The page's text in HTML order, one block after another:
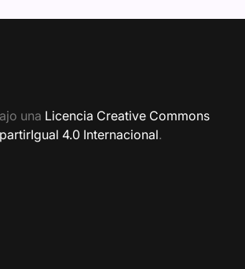
una Licencia Creative Commons
4.0 Internacional.